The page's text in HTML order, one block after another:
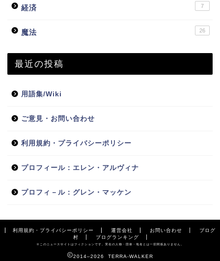
経済 7
魔法 26
最近の投稿
用語集/Wiki
ご意見・お問い合わせ
利用規約・プライバシーポリシー
プロフィール：エレン・アルヴィナ
プロフィ－ル：グレン・マッケン
利用規約・プライバシーポリシー 運営会社 お問い合わせ
ブログ
村
ブログランキング
※このニュースサイトはフィクションです。実在の人物・団体・地名とは一切関係ありません。
2014–2026 TERRA-WALKER